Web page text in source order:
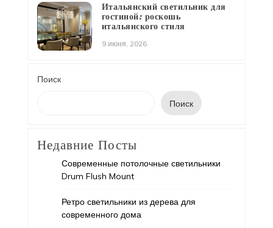
Итальянский светильник для
гостиной: роскошь
итальянского стиля
9 июня, 2026
Поиск
Поиск
Недавние Посты
Современные потолочные светильники
Drum Flush Mount
Ретро светильники из дерева для
современного дома